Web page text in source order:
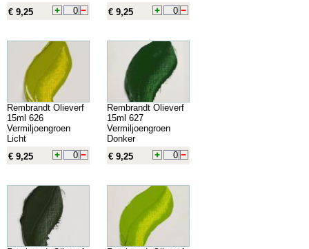
€ 9,25
€ 9,25
Rembrandt Olieverf
15ml 626
Vermiljoengroen
Licht
€ 9,25
Rembrandt Olieverf
15ml 627
Vermiljoengroen
Donker
€ 9,25